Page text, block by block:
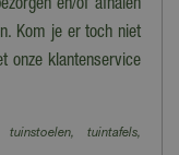
en/of afhalen
Kom je er toch niet
onze klantenservice
tuintafels,